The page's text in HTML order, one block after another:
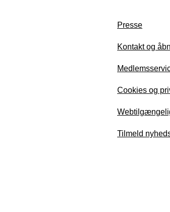
Presse
Kontakt og
Cookies og
Tilmeld